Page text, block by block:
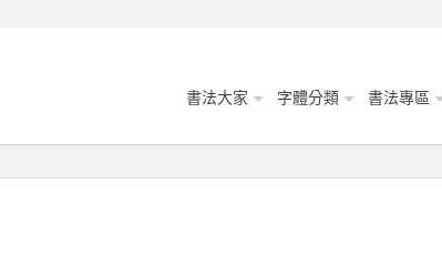
書法大家 字體分類 書法專區